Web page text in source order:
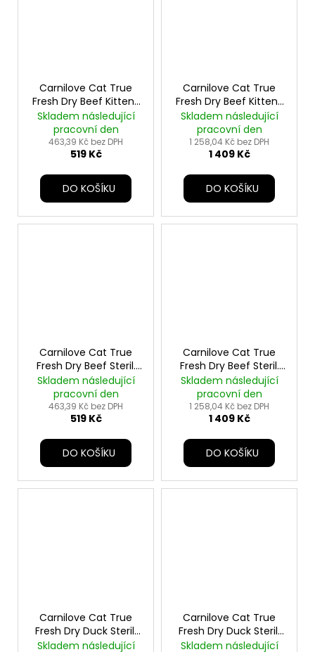
Carnilove Cat True
Fresh Dry Beef Kittens
2kg
Skladem následující
pracovní den
463,39 Kč bez DPH
519 Kč
DO KOŠÍKU
Carnilove Cat True
Fresh Dry Beef Kittens
6kg
Skladem následující
pracovní den
1 258,04 Kč bez DPH
1 409 Kč
DO KOŠÍKU
Carnilove Cat True
Fresh Dry Beef Steril.
Adult AB 2kg
Skladem následující
pracovní den
463,39 Kč bez DPH
519 Kč
DO KOŠÍKU
Carnilove Cat True
Fresh Dry Beef Steril.
Adult AB 6kg
Skladem následující
pracovní den
1 258,04 Kč bez DPH
1 409 Kč
DO KOŠÍKU
Carnilove Cat True
Fresh Dry Duck Steril.
Ad.AB 2kg
Skladem následující
Carnilove Cat True
Fresh Dry Duck Steril.
Ad.AB 6kg
Skladem následující